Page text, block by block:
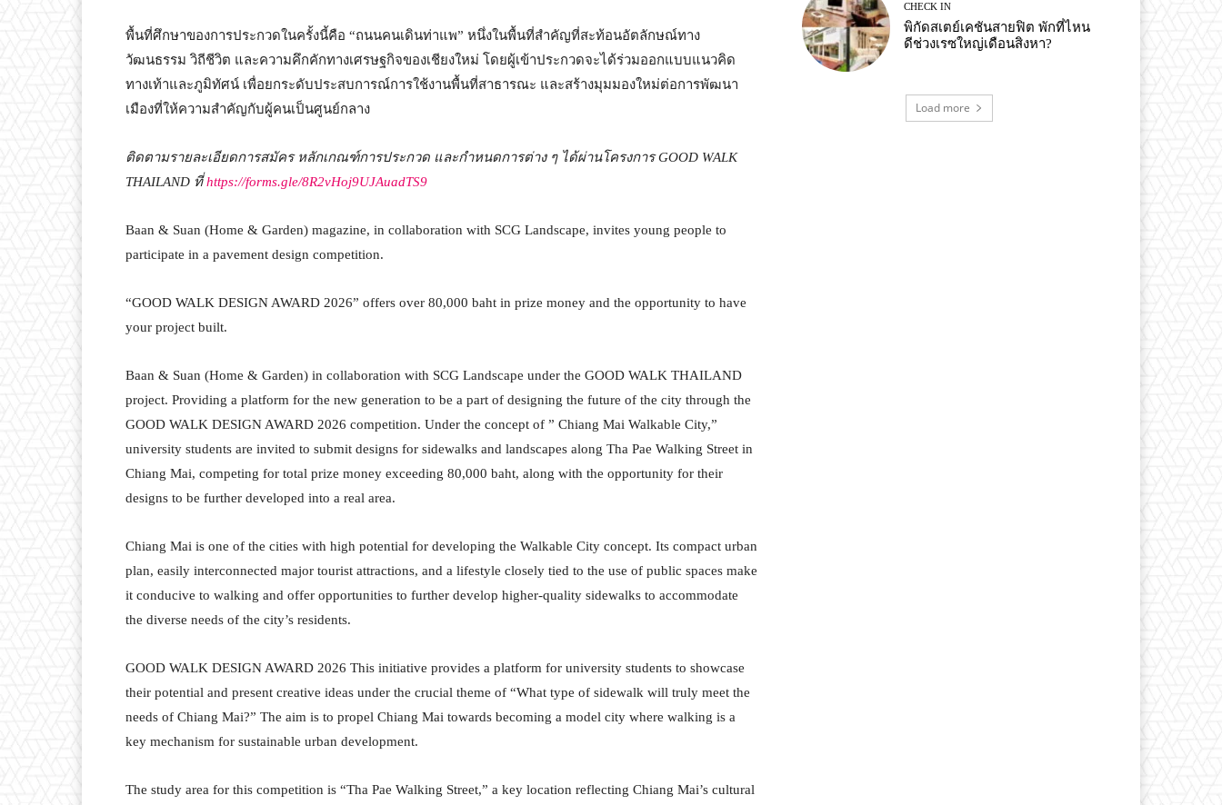
พื้นที่ศึกษาของการประกวดในครั้งนี้คือ “ถนนคนเดินท่าแพ” หนึ่งในพื้นที่สำคัญที่สะท้อนอัตลักษณ์ทาง
วัฒนธรรม วิถีชีวิต และความคึกคักทางเศรษฐกิจของเชียงใหม่ โดยผู้เข้าประกวดจะได้ร่วมออกแบบแนวคิด
ทางเท้าและภูมิทัศน์ เพื่อยกระดับประสบการณ์การใช้งานพื้นที่สาธารณะ และสร้างมุมมองใหม่ต่อการพัฒนา
เมืองที่ให้ความสำคัญกับผู้คนเป็นศูนย์กลาง
ติดตามรายละเอียดการสมัคร หลักเกณฑ์การประกวด และกำหนดการต่าง ๆ ได้ผ่านโครงการGOOD WALK
THAILAND ที่ https://forms.gle/8R2vHoj9UJAuadTS9
Baan & Suan (Home & Garden) magazine, in collaboration with SCG Landscape, invites young people to
participate in a pavement design competition.
“GOOD WALK DESIGN AWARD 2026” offers over 80,000 baht in prize money and the opportunity to have
your project built.
Baan & Suan (Home & Garden) in collaboration with SCG Landscape under the GOOD WALK THAILAND
project. Providing a platform for the new generation to be a part of designing the future of the city through the
GOOD WALK DESIGN AWARD 2026 competition. Under the concept of ” Chiang Mai Walkable City,”
university students are invited to submit designs for sidewalks and landscapes along Tha Pae Walking Street in
Chiang Mai, competing for total prize money exceeding 80,000 baht, along with the opportunity for their
designs to be further developed into a real area.
Chiang Mai is one of the cities with high potential for developing the Walkable City concept. Its compact urban
plan, easily interconnected major tourist attractions, and a lifestyle closely tied to the use of public spaces make
it conducive to walking and offer opportunities to further develop higher-quality sidewalks to accommodate
the diverse needs of the city’s residents.
GOOD WALK DESIGN AWARD 2026 This initiative provides a platform for university students to showcase
their potential and present creative ideas under the crucial theme of “What type of sidewalk will truly meet the
needs of Chiang Mai?” The aim is to propel Chiang Mai towards becoming a model city where walking is a
key mechanism for sustainable urban development.
The study area for this competition is “Tha Pae Walking Street,” a key location reflecting Chiang Mai’s cultural
CHECK IN
พิกัดสเตย์เคชันสายฟิต พักที่ไหน
ดีช่วงเรซใหญ่เดือนสิงหา?
Load more